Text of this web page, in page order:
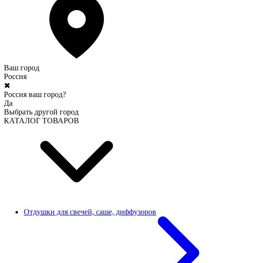
Ваш город
Россия
✖
Россия ваш город?
Да
Выбрать другой город
КАТАЛОГ ТОВАРОВ
Отдушки для свечей, саше, диффузоров